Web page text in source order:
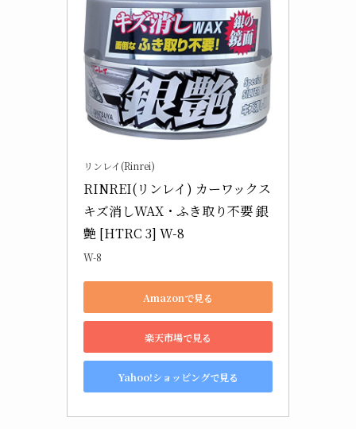
リンレイ(Rinrei)
RINREI(リンレイ) カーワックス
キズ消しWAX・ふき取り不要 銀
艶 [HTRC 3] W-8
W-8
Amazonで見る
楽天市場で見る
Yahoo!ショッピングで見る